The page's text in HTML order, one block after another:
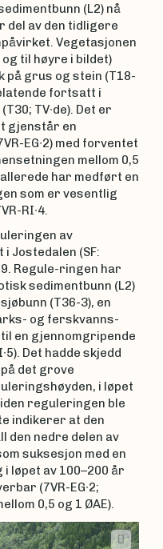
(L2) nå
del av den tidligere
Vegetasjonen
til høyre i bildet)
grus og stein (T18-
fortsatt i
TV∙de). Det er
gjenstår en
EG∙2) med forventet
mellom 0,5
har medført en
som er vesentlig
RI∙4.
av
Jostedalen (SF:
Regule-ringen har
sediment­bunn (L2)
(T36-3), en
og fersk­­vanns­
en gjennomgripende
Det hadde skjedd
det grove
i løpet
reguleringen ble
indikerer at den
den nedre delen av
suksesjon med en
løpet av 100–200 år
(7VR-EG∙2;
0,5 og 1 ØAE).